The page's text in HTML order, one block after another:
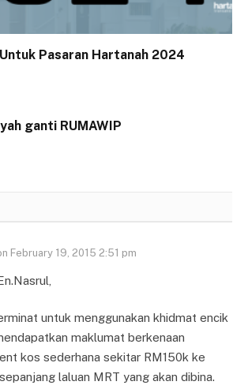
Pasaran Hartanah 2024
ganti RUMAWIP
February 19, 2015 2:51 pm
untuk menggunakan khidmat encik
maklumat berkenaan
kos sederhana sekitar RM150k ke
laluan MRT yang akan dibina.